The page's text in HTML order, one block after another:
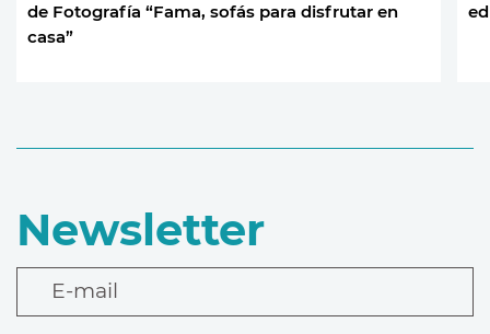
de Fotografía “Fama, sofás para disfrutar en
casa”
Newsletter
E-mail